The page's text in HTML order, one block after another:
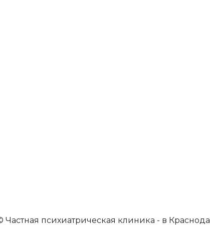
Частная психиатрическая клиника - в